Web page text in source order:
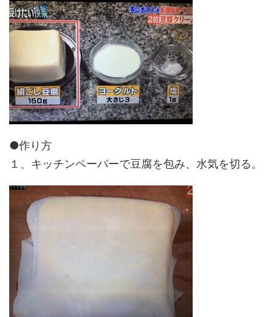
●作り方
１、キッチンペーパーで豆腐を包み、水気を切る。